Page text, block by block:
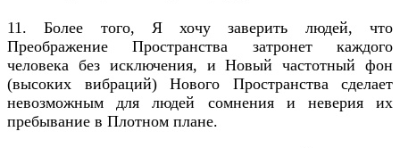
11. Более того, Я хочу заверить людей, что
Преображение Пространства затронет каждого
человека без исключения, и Новый частотный фон
(высоких вибраций) Нового Пространства сделает
невозможным для людей сомнения и неверия их
пребывание в Плотном плане.